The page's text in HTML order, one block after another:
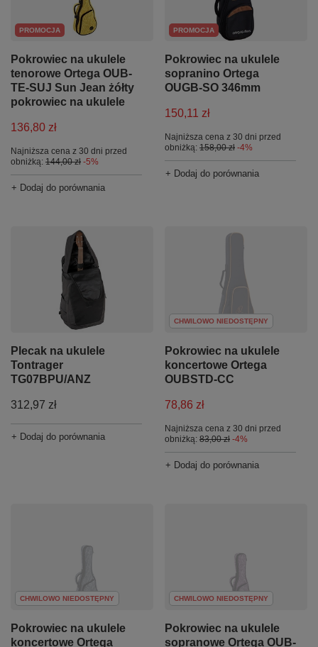
PROMOCJA
Pokrowiec na ukulele
tenorowe Ortega OUB-
TE-SUJ Sun Jean żółty
pokrowiec na ukulele
136,80 zł
Najniższa cena z 30 dni przed
obniżką: 144,00 zł -5%
+ Dodaj do porównania
PROMOCJA
Pokrowiec na ukulele
sopranino Ortega
OUGB-SO 346mm
150,11 zł
Najniższa cena z 30 dni przed
obniżką: 158,00 zł -4%
+ Dodaj do porównania
Plecak na ukulele
Tontrager
TG07BPU/ANZ
312,97 zł
+ Dodaj do porównania
CHWILOWO NIEDOSTĘPNY
Pokrowiec na ukulele
koncertowe Ortega
OUBSTD-CC
78,86 zł
Najniższa cena z 30 dni przed
obniżką: 83,00 zł -4%
+ Dodaj do porównania
CHWILOWO NIEDOSTĘPNY
Pokrowiec na ukulele
koncertowe Ortega
CHWILOWO NIEDOSTĘPNY
Pokrowiec na ukulele
sopranowe Ortega OUB-